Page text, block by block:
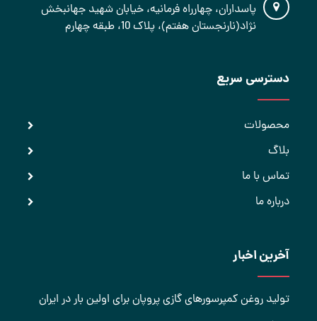
پاسداران، چهارراه فرمانیه، خیابان شهید جهانبخش
نژاد(نارنجستان هفتم)، پلاک 10، طبقه چهارم
دسترسی سریع
محصولات
بلاگ
تماس با ما
درباره ما
آخرین اخبار
تولید روغن کمپرسورهای گازی پروپان برای اولین بار در ایران